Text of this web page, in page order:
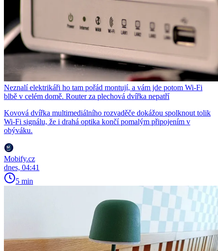
Neznalí elektrikáři ho tam pořád montují, a vám jde potom Wi-Fi
blbě v celém domě. Router za plechová dvířka nepatří
Kovová dvířka multimediálního rozvaděče dokážou spolknout tolik
Wi-Fi signálu, že i drahá optika končí pomalým připojením v
obýváku.
Mobify.cz
dnes, 04:41
5 min